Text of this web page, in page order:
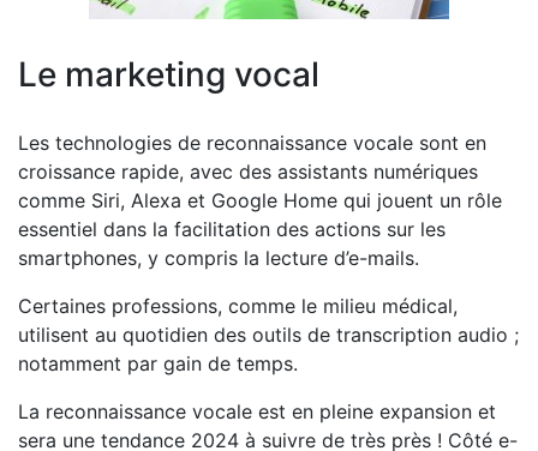
Le marketing vocal
Les technologies de reconnaissance vocale sont en
croissance rapide, avec des assistants numériques
comme Siri, Alexa et Google Home qui jouent un rôle
essentiel dans la facilitation des actions sur les
smartphones, y compris la lecture d’e-mails.
Certaines professions, comme le milieu médical,
utilisent au quotidien des outils de transcription audio ;
notamment par gain de temps.
La reconnaissance vocale est en pleine expansion et
sera une tendance 2024 à suivre de très près ! Côté e-